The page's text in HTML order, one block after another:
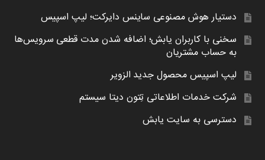
دستیار هوش مصنوعی ساینس دایرکت؛ لیپ اسپیس
سخنی با کاربران یابش؛ اضافه شدن مدت قطعی سرویس‌ها
به حساب مشتریان
لیپ اسپیس محصول جدید الزویر
شرکت خدمات اطلاعاتی تِتون دیتا سیستم
دسترسی به سایت یابش